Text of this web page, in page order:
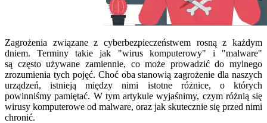
Zagrożenia związane z cyberbezpieczeństwem rosną z każdym
dniem. Terminy takie jak "wirus komputerowy" i "malware"
są często używane zamiennie, co może prowadzić do mylnego
zrozumienia tych pojęć. Choć oba stanowią zagrożenie dla naszych
urządzeń, istnieją między nimi istotne różnice, o których
powinniśmy pamiętać. W tym artykule wyjaśnimy, czym różnią się
wirusy komputerowe od malware, oraz jak skutecznie się przed nimi
chronić.